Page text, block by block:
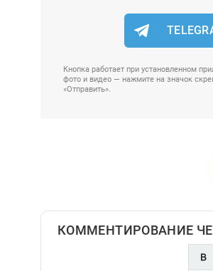
Кнопка работает при установленном
фото и видео — нажмите на значок
«Отправить».
КОММЕНТИРОВАНИЕ